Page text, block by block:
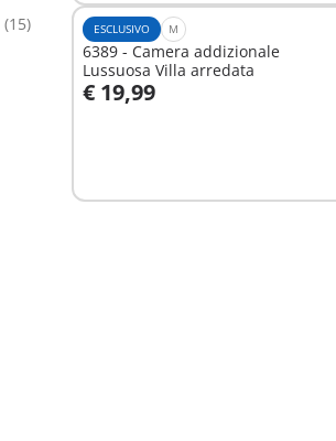
(15)
ESCLUSIVO M
6389 - Camera addizionale
Lussuosa Villa arredata
€ 19,99
Aggiungi al carrello